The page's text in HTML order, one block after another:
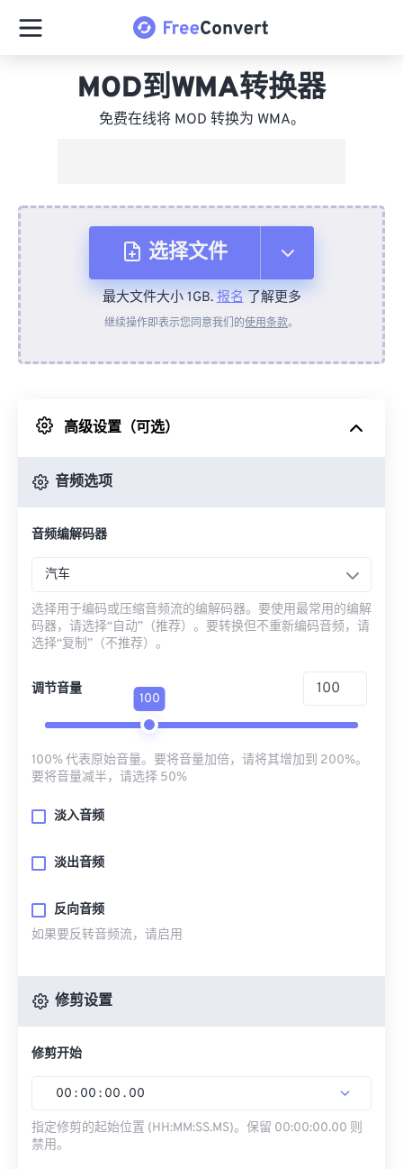
MOD到WMA转换器
免费在线将 MOD 转换为 WMA。
选择文件
从设备
来自 Google Drive
最大文件大小 1GB.报名了解更多
继续操作即表示您同意我们的使用条款。
高级设置（可选）
音频选项
音频编解码器
汽车
选择用于编码或压缩音频流的编解码器。要使用最常用的编解
码器，请选择“自动”（推荐）。要转换但不重新编码音频，请
选择“复制”（不推荐）。
调节音量
100
100% 代表原始音量。要将音量加倍，请将其增加到 200%。
要将音量减半，请选择 50%
淡入音频
淡出音频
反向音频
如果要反转音频流，请启用
修剪设置
修剪开始
00 : 00 : 00 . 00
指定修剪的起始位置 (HH:MM:SS.MS)。保留 00:00:00.00 则
禁用。